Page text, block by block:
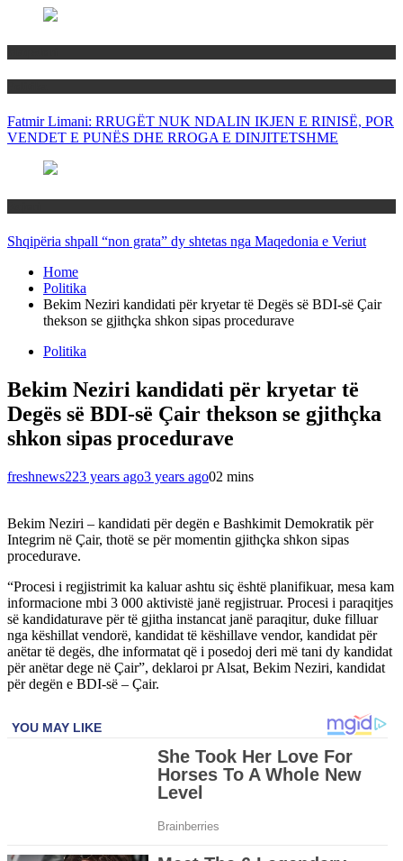
Fatmir Limani: RRUGËT NUK NDALIN IKJEN E RINISË, POR
VENDET E PUNËS DHE RROGA E DINJITETSHME
Shqipëria shpall “non grata” dy shtetas nga Maqedonia e Veriut
Home
Politika
Bekim Neziri kandidati për kryetar të Degës së BDI-së Çair
thekson se gjithçka shkon sipas procedurave
Politika
Bekim Neziri kandidati për kryetar të
Degës së BDI-së Çair thekson se gjithçka
shkon sipas procedurave
freshnews223 years ago3 years ago02 mins
Bekim Neziri – kandidati për degën e Bashkimit Demokratik për
Integrim në Çair, thotë se për momentin gjithçka shkon sipas
procedurave.
“Procesi i regjistrimit ka kaluar ashtu siç është planifikuar, mesa kam
informacione mbi 3 000 aktivistë janë regjistruar. Procesi i paraqitjes
së kandidaturave për të gjitha instancat janë paraqitur, duke filluar
nga këshillat vendorë, kandidat të këshillave vendor, kandidat për
anëtar të degës, dhe informatat që i posedoj deri më tani dy kandidat
për anëtar dege në Çair”, deklaroi pr Alsat, Bekim Neziri, kandidat
për degën e BDI-së – Çair.